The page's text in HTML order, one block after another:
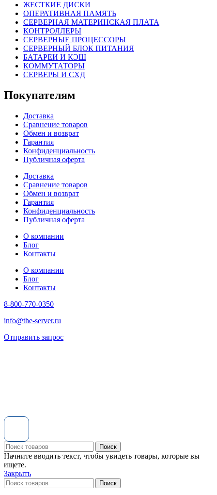
ЖЕСТКИЕ ДИСКИ
ОПЕРАТИВНАЯ ПАМЯТЬ
СЕРВЕРНАЯ МАТЕРИНСКАЯ ПЛАТА
КОНТРОЛЛЕРЫ
СЕРВЕРНЫЕ ПРОЦЕССОРЫ
СЕРВЕРНЫЙ БЛОК ПИТАНИЯ
БАТАРЕИ И КЭШ
КОММУТАТОРЫ
СЕРВЕРЫ И СХД
Покупателям
Доставка
Сравнение товаров
Обмен и возврат
Гарантия
Конфиденциальность
Публичная оферта
Доставка
Сравнение товаров
Обмен и возврат
Гарантия
Конфиденциальность
Публичная оферта
О компании
Блог
Контакты
О компании
Блог
Контакты
8-800-770-0350
info@the-server.ru
Отправить запрос
Поиск
Начните вводить текст, чтобы увидеть товары, которые вы
ищете.
Закрыть
Поиск